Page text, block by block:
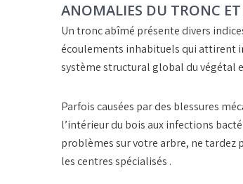
ANOMALIES DU TRONC ET
Untroncabîmé présente divers
écoulements inhabituels qui attirent
système structural global du végétal
Parfois causées par des blessures
l’intérieur du bois aux infections
problèmes sur votre arbre, ne
les centres spécialisés .